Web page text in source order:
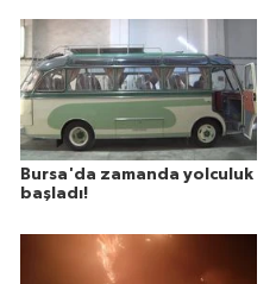
Bursa'da zamanda yolculuk
başladı!